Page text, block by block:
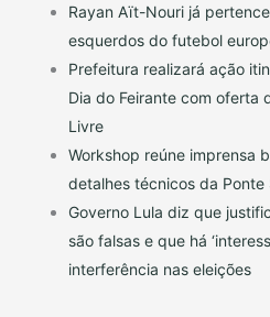
Rayan Aït-Nouri já
esquerdos do futebol
Prefeitura realizará ação
Dia do Feirante com oferta
Livre
Workshop reúne imprensa
detalhes técnicos da Ponte
Governo Lula diz que
são falsas e que há
interferência nas eleições